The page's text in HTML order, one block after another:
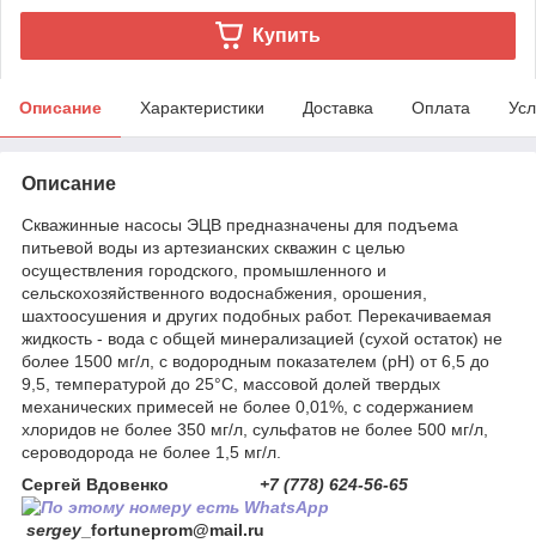
Купить
Описание Характеристики Доставка Оплата
Описание
Скважинные насосы ЭЦВ предназначены для подъема
питьевой воды из артезианских скважин с целью
осуществления городского, промышленного и
сельскохозяйственного водоснабжения, орошения,
шахтоосушения и других подобных работ. Перекачиваемая
жидкость - вода с общей минерализацией (сухой остаток) не
более 1500 мг/л, с водородным показателем (рН) от 6,5 до
9,5, температурой до 25°С, массовой долей твердых
механических примесей не более 0,01%, с содержанием
хлоридов не более 350 мг/л, сульфатов не более 500 мг/л,
сероводорода не более 1,5 мг/л.
Сергей Вдовенко
+7 (778) 624-56-65
sergey _fortuneprom@mail.ru